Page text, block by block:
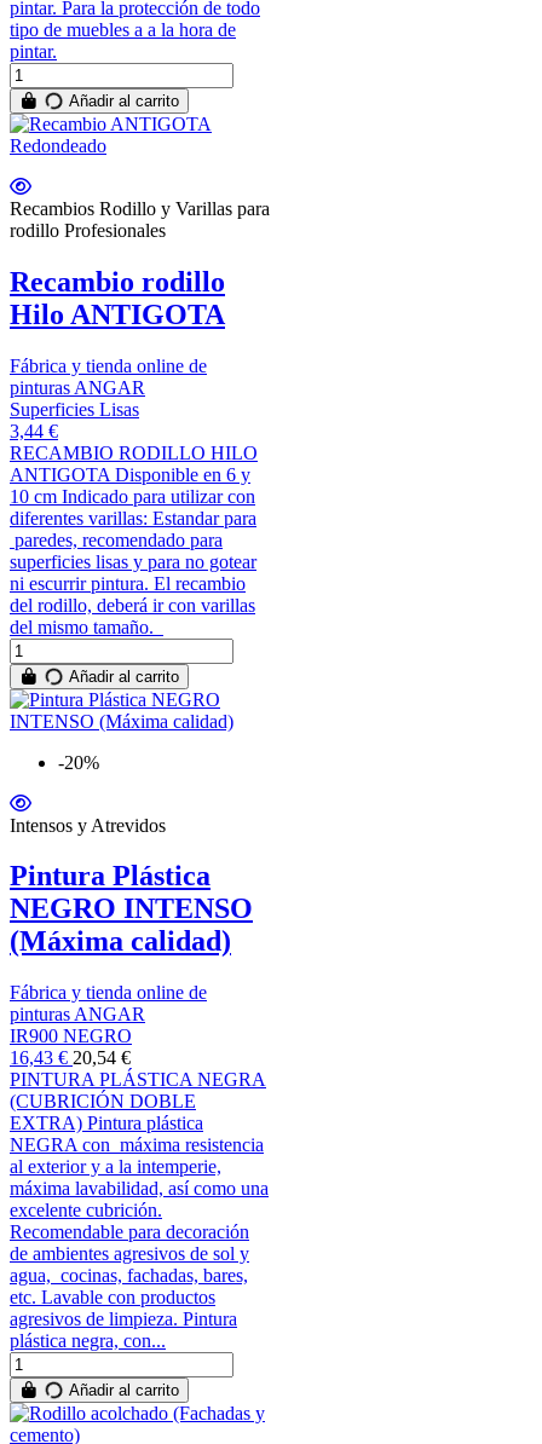
pintar. Para la protección de todo
tipo de muebles a a la hora de
pintar.
Añadir al carrito
Recambios Rodillo y Varillas para
rodillo Profesionales
Recambio rodillo
Hilo ANTIGOTA
Fábrica y tienda online de
pinturas ANGAR
Superficies Lisas
3,44 €
RECAMBIO RODILLO HILO
ANTIGOTA Disponible en 6 y
10 cm Indicado para utilizar con
diferentes varillas: Estandar para
paredes, recomendado para
superficies lisas y para no gotear
ni escurrir pintura. El recambio
del rodillo, deberá ir con varillas
del mismo tamaño.
Añadir al carrito
-20%
Intensos y Atrevidos
Pintura Plástica
NEGRO INTENSO
(Máxima calidad)
Fábrica y tienda online de
pinturas ANGAR
IR900 NEGRO
16,43 € 20,54 €
PINTURA PLÁSTICA NEGRA
(CUBRICIÓN DOBLE
EXTRA) Pintura plástica
NEGRA con máxima resistencia
al exterior y a la intemperie,
máxima lavabilidad, así como una
excelente cubrición.
Recomendable para decoración
de ambientes agresivos de sol y
agua, cocinas, fachadas, bares,
etc. Lavable con productos
agresivos de limpieza. Pintura
plástica negra, con...
Añadir al carrito